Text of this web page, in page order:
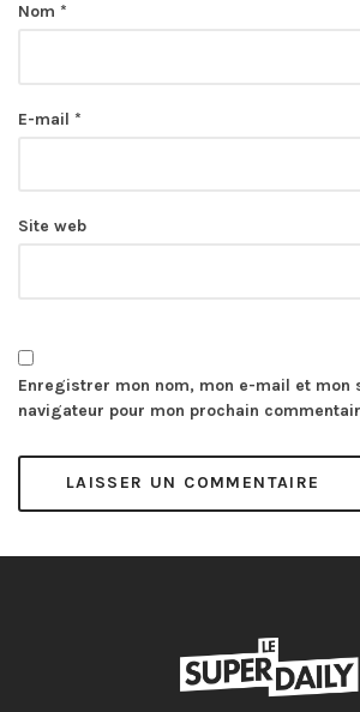
Nom *
E-mail *
Site web
Enregistrer mon nom, mon e-mail et mon
navigateur pour mon prochain